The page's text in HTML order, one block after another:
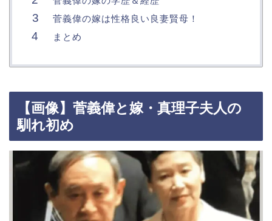
菅義偉の嫁は性格良い良妻賢母！
まとめ
【画像】菅義偉と嫁・真理子夫人の
馴れ初め